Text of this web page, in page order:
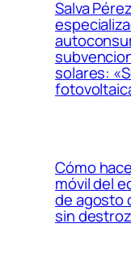
Salva
solares:
Cómo
móvil del
de agosto
sin